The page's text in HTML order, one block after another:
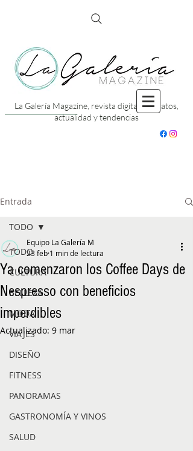
La Galería Magazine, revista digital con datos,
actualidad y tendencias
Entrada
TODO
CULTURA
BELLEZA
MODA
VIAJES
DISEÑO
FITNESS
PANORAMAS
GASTRONOMÍA Y VINOS
SALUD
TODO
Ya comenzaron los Coffee Days de
Nespresso con beneficios
imperdibles
Equipo La Galería M
23 feb 1 min de lectura
Actualizado: 9 mar